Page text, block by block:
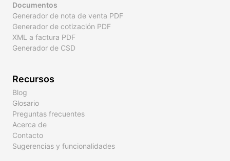
Documentos
Generador de nota de venta PDF
Generador de cotización PDF
XML a factura PDF
Generador de CSD
Recursos
Blog
Glosario
Preguntas frecuentes
Acerca de
Contacto
Sugerencias y funcionalidades